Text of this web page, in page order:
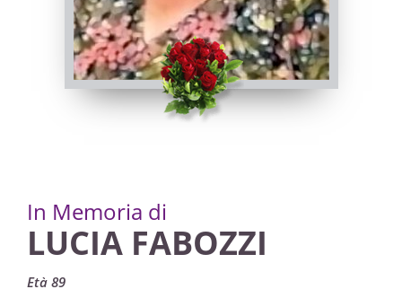
In Memoria di
LUCIA FABOZZI
Età 89